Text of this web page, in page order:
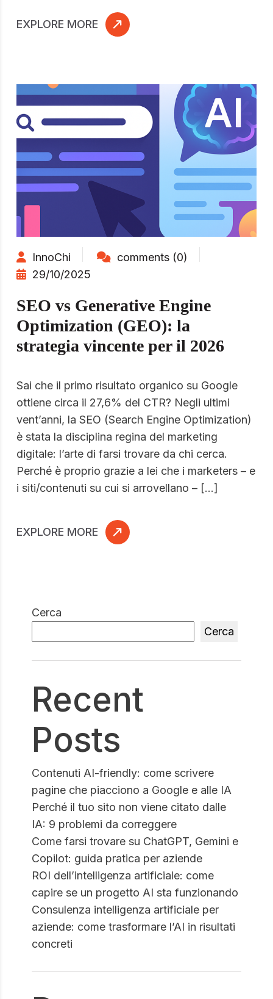
EXPLORE MORE
InnoChi
comments (0)
29/10/2025
SEO vs Generative Engine
Optimization (GEO): la
strategia vincente per il 2026
Sai che il primo risultato organico su Google
ottiene circa il 27,6% del CTR? Negli ultimi
vent’anni, la SEO (Search Engine Optimization)
è stata la disciplina regina del marketing
digitale: l’arte di farsi trovare da chi cerca.
Perché è proprio grazie a lei che i marketers – e
i siti/contenuti su cui si arrovellano – […]
EXPLORE MORE
Cerca
Cerca
Recent
Posts
Contenuti AI-friendly: come scrivere
pagine che piacciono a Google e alle IA
Perché il tuo sito non viene citato dalle
IA: 9 problemi da correggere
Come farsi trovare su ChatGPT, Gemini e
Copilot: guida pratica per aziende
ROI dell’intelligenza artificiale: come
capire se un progetto AI sta funzionando
Consulenza intelligenza artificiale per
aziende: come trasformare l’AI in risultati
concreti